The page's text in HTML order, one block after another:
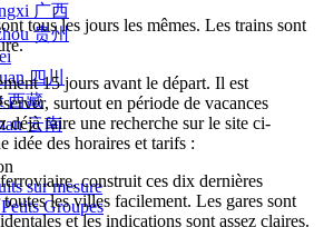
广西
贵州
四川
西藏
云南
sur mesure
Groupes
tous les jours les mêmes. Les trains sont
15 jours avant le départ. Il est
surtout en période de vacances
déjà faire une recherche sur le site ci-
idée des horaires et tarifs :
construit ces dix dernières
les villes facilement. Les gares sont
et les indications sont assez claires.